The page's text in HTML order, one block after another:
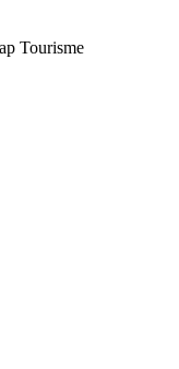
Tourisme